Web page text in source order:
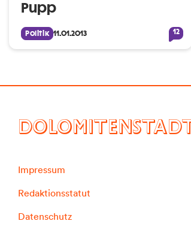
Pupp
Politik 11.01.2013 12
DOLOMITENSTADT
Impressum
Redaktionsstatut
Datenschutz